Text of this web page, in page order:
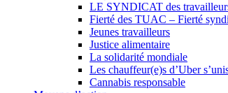
LE SYNDICAT des
Fierté des TUAC – Fierté
Jeunes travailleurs
Justice alimentaire
La solidarité mondiale
Les chauffeur(e)s d’Uber
Cannabis responsable